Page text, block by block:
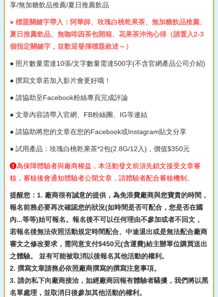
享/無加糖飲品推薦/夏日推薦飲品
● 標題關鍵字帶入：阿華師、玫瑰白桃乾果茶、無加糖飲品推薦、
夏日推薦飲品、無咖啡因茶包開箱、花果茶沖泡心得（請置入2-3
個指定關鍵字，並歡迎發揮標題敘述～）
● 照片數量需達10張/文字數量需達500字(不含官網產品公司介紹)
● 撰寫文章若加入影片會更好哦！
● 請協助至Facebook粉絲專頁完成評論
● 文章內容請帶入官網、FB粉絲團、IG等連結
● 請協助將您的文章在您的Facebook或Instagram貼文分享
● 試用產品：玫瑰白桃乾果茶*2包(2.8G/12入)，價值$350元
為保障體驗者與廠商權益，本活動發文前須先鎖文接受文章審
核，審核後會通知體驗者公開文章，請體驗者配合審核機制。
提醒您：1. 廠商很有誠意的提供，為免浪費廠商與您寶貴的時間，
報名前務必要再次確認您的狀況(如時間是否可配合，您是否在國
內...等等)始可報名。報名後不可以任何理由不參加或者不回文，
若報名後無法依照活動規定時間配合、中途退出或是無法配合廠商
審文之修改要求，需同意支付$450元(含運費)給主辦單位購買送出
之體驗。 並有可能被取消以後報名其他活動的權利。
2. 撰寫文章請務必依照廠商撰寫的撰寫注意事項。
3. 請勿私下向廠商接洽，如經廠商回報有體驗者騷擾，我們將以黑
名單處理，並取消日後參加其他活動的權利。